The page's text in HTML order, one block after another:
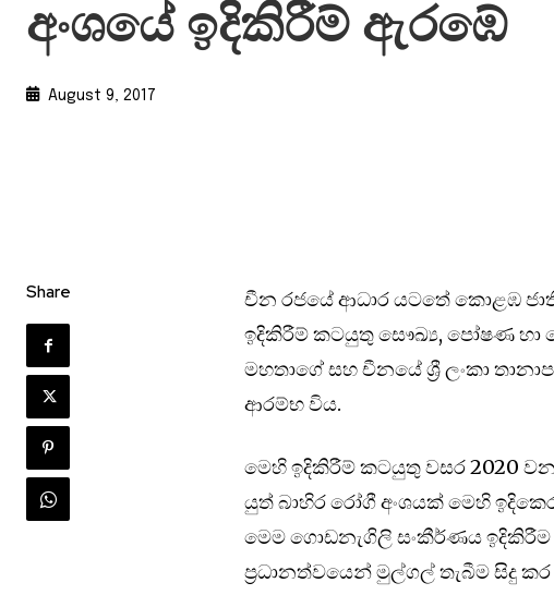
අංශයේ ඉදිකිරීම් ඇරඹේ
August 9, 2017
Share
චීන රජයේ ආධාර යටතේ කොළඹ
ඉදිකිරීම් කටයුතු සෞඛ්‍ය, පෝෂණ හා
මහතාගේ සහ චීනයේ ශ්‍රී ලංකා
ආරම්භ විය.
මෙහි ඉදිකිරීම් කටයුතු වසර 2020
යුත් බාහිර රෝගී අංශයක් මෙහි
මෙම ගොඩනැගිලි සංකීර්ණය ඉදිකිරීම
ප්‍රධානත්වයෙන් මුල්ගල් තැබීම සිදු